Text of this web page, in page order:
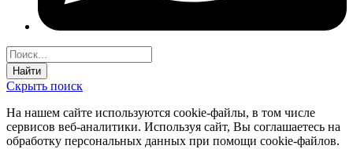
Найти
Скрыть поиск
На нашем сайте используются соokie-файлы, в том числе
сервисов веб-аналитики. Используя сайт, Вы соглашаетесь на
обработку персональных данных при помощи cookie-файлов.